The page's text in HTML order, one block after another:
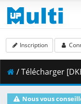
Inscription
/ Télécharger [DKB] Slime Taoshite 300-nen_ Shiranai Uchi ni
Nous vous